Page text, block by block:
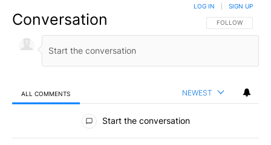
Conversation FOLLOW THIS
FOLLOW
LOG IN SIGN UP
ALL COMMENTS NEWEST
All Comments
Start the conversation